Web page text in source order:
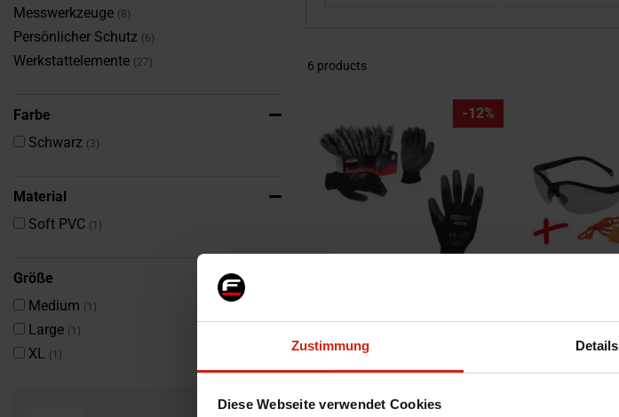
Zustimmung Details
Diese Webseite verwendet Cookies
6 products
-12%
29,99 €
15 Werktage
Messwerkzeuge 8
Persönlicher Schutz 6
Werkstattelemente 27
Farbe
Schwarz
3Artikel
Material
Soft PVC
1 Artikel
Größe
Medium
1 Artikel
Large 1 Artikel
XL 1 Artikel